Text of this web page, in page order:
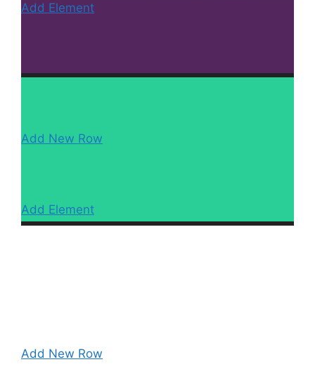
Add Element
Add New Row
Add Element
Add New Row